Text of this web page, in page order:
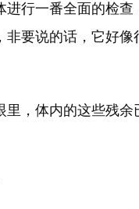
行一番全面的检
要说的话，它好像
，体内的这些残